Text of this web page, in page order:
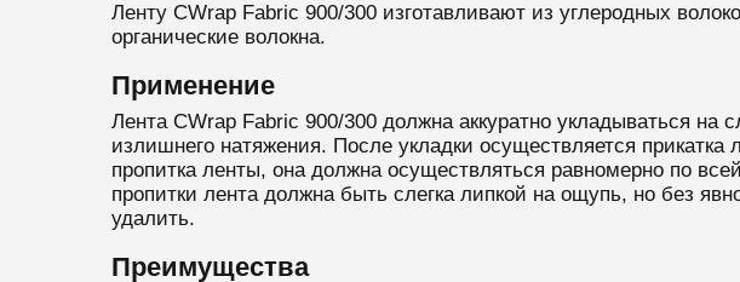
Ленту CWrap Fabric 900/300 изготавливают из углеродных
органические волокна.
Применение
Лента CWrap Fabric 900/300 должна аккуратно укладываться на
излишнего натяжения. После укладки осуществляется
пропитка ленты, она должна осуществляться равномерно по
пропитки лента должна быть слегка липкой на ощупь, но без
удалить.
Преимущества